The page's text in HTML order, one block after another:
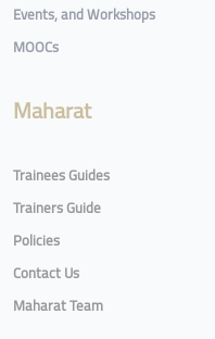
Events, and Workshops
MOOCs
Maharat
Trainees Guides
Trainers Guide
Policies
Contact Us
Maharat Team